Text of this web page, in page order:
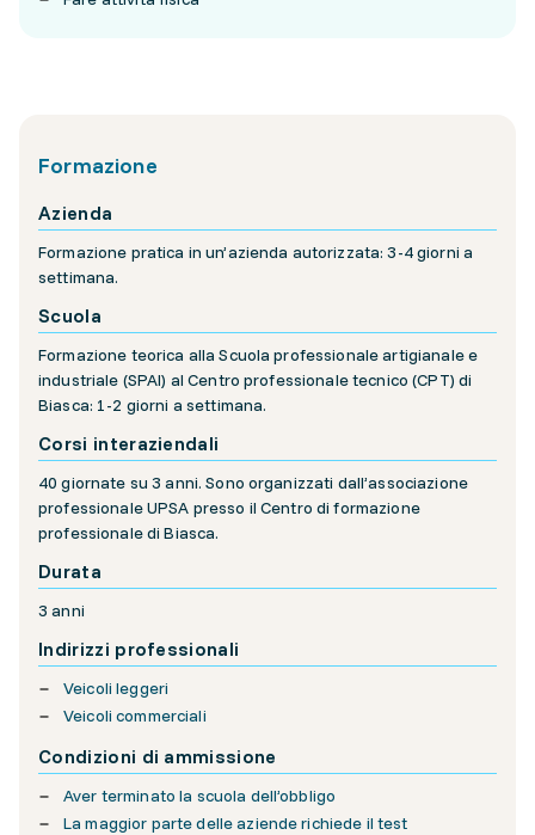
Formazione
Azienda
Formazione pratica in un’azienda autorizzata: 3-4 giorni a
settimana.
Scuola
Formazione teorica alla Scuola professionale artigianale e
industriale (SPAI) al Centro professionale tecnico (CPT) di
Biasca: 1-2 giorni a settimana.
Corsi interaziendali
40 giornate su 3 anni. Sono organizzati dall’associazione
professionale UPSA presso il Centro di formazione
professionale di Biasca.
Durata
3 anni
Indirizzi professionali
Veicoli leggeri
Veicoli commerciali
Condizioni di ammissione
Aver terminato la scuola dell’obbligo
La maggior parte delle aziende richiede il test